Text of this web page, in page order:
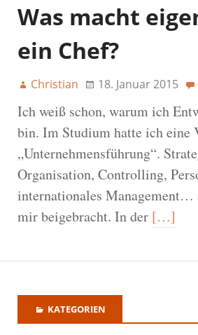
Was macht
ein Chef?
Christian 18. Januar 2015
Ich weiß schon, warum ich
bin. Im Studium hatte ich eine
„Unternehmensführung“.
Organisation, Controlling,
internationales Management…
mir beigebracht. In der […]
KATEGORIEN